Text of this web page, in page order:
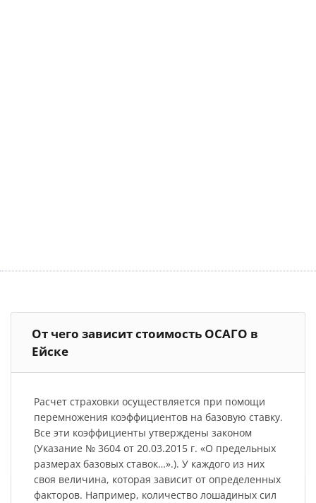
От чего зависит стоимость ОСАГО в
Ейске
Расчет страховки осуществляется при помощи
перемножения коэффициентов на базовую ставку.
Все эти коэффициенты утверждены законом
(Указание № 3604 от 20.03.2015 г. «О предельных
размерах базовых ставок…».). У каждого из них
своя величина, которая зависит от определенных
факторов. Например, количество лошадиных сил